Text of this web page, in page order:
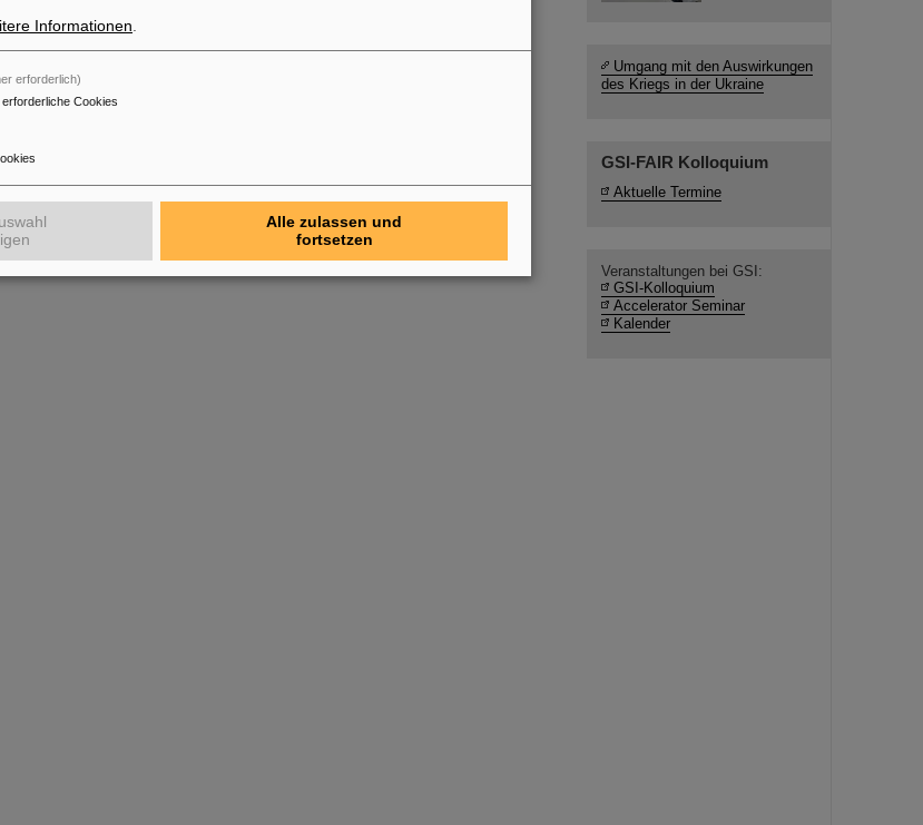
Umgang mit den Auswirkungen
des Kriegs in der Ukraine
GSI-FAIR Kolloquium
Aktuelle Termine
Veranstaltungen bei GSI:
GSI-Kolloquium
Accelerator Seminar
Kalender
Informationen
erforderlich)
Cookies
Alle zulassen und
fortsetzen